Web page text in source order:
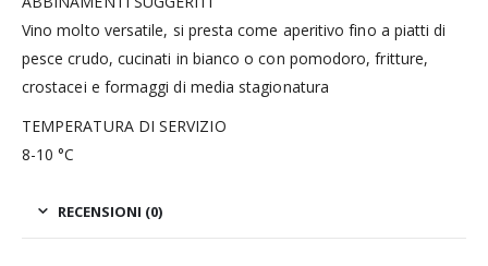
Vino molto versatile, si presta come aperitivo fino a piatti di
pesce crudo, cucinati in bianco o con pomodoro, fritture,
crostacei e formaggi di media stagionatura
TEMPERATURA DI SERVIZIO
8-10 °C
RECENSIONI (0)